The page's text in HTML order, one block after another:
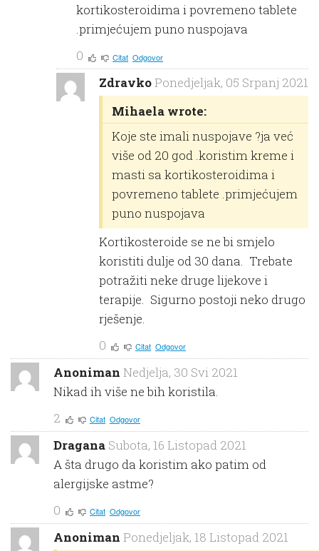
kortikosteroidima i povremeno tablete
.primjećujem puno nuspojava
0
Citat Odgovor
ZdravkoPonedjeljak, 05 Srpanj 2021
Mihaela wrote:
Koje ste imali nuspojave ?ja već
više od 20 god .koristim kreme i
masti sa kortikosteroidima i
povremeno tablete .primjećujem
puno nuspojava
Kortikosteroide se ne bi smjelo
koristiti dulje od 30 dana. Trebate
potražiti neke druge lijekove i
terapije. Sigurno postoji neko drugo
rješenje.
0
Citat Odgovor
Anoniman Nedjelja, 30 Svi 2021
Nikad ih više ne bih koristila.
2
Citat Odgovor
Dragana Subota, 16 Listopad 2021
A šta drugo da koristim ako patim od
alergijske astme?
0
Citat Odgovor
Anoniman Ponedjeljak, 18 Listopad 2021